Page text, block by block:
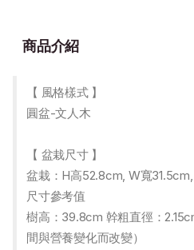
商品介紹
【 風格樣式 】
圓盆-文人木
【 盆栽尺寸 】
盆栽：H高52.8cm, W寬
尺寸參考值
樹高：39.8cm 幹粗直徑：
間與營養變化而改變）